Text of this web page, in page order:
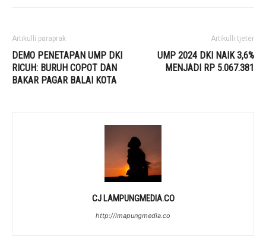
Artikulli paraprak
DEMO PENETAPAN UMP DKI
RICUH: BURUH COPOT DAN
BAKAR PAGAR BALAI KOTA
Artikulli tjetër
UMP 2024 DKI NAIK 3,6%
MENJADI RP 5.067.381
CJ LAMPUNGMEDIA.CO
http://lmapungmedia.co